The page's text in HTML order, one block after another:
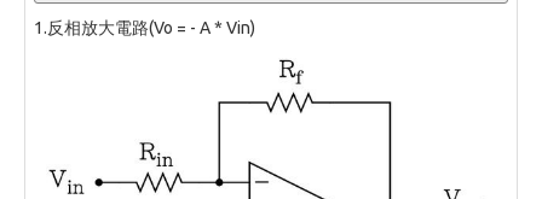
1.反相放大電路(Vo = - A * Vin)